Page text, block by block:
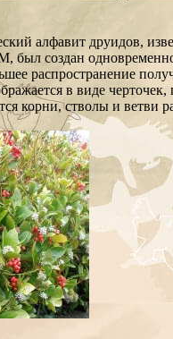
алфавит друидов,
был создан
распространение
в виде черточек,
корни, стволы и ветви